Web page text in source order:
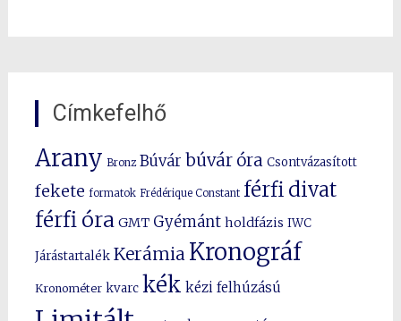
Címkefelhő
Arany Bronz Búvár búvár óra Csontvázasított
fekete formatok Frédérique Constant férfi divat
férfi óra GMT Gyémánt holdfázis IWC
Járástartalék Kerámia Kronográf
Kronométer kvarc kék kézi felhúzású